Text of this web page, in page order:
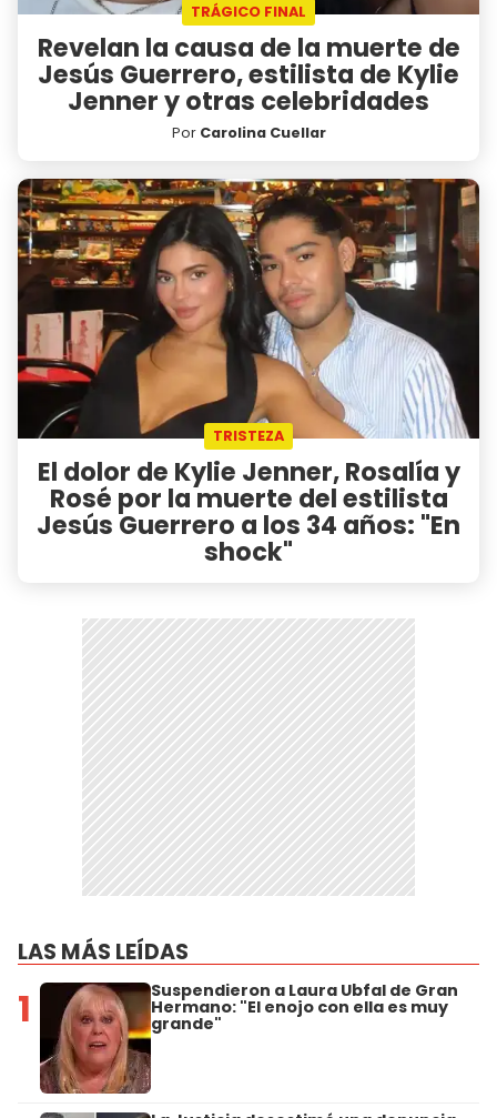
TRÁGICO FINAL
Revelan la causa de la muerte de
Jesús Guerrero, estilista de Kylie
Jenner y otras celebridades
Por Carolina Cuellar
TRISTEZA
El dolor de Kylie Jenner, Rosalía y
Rosé por la muerte del estilista
Jesús Guerrero a los 34 años: "En
shock"
LAS MÁS LEÍDAS
1 Suspendieron a Laura Ubfal de Gran
Hermano: "El enojo con ella es muy
grande"